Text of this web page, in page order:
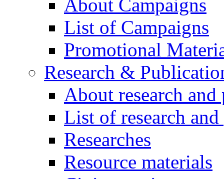
About Campaigns
List of Campaigns
Promotional
Research &
About research
List of research
Researches
Resource materials